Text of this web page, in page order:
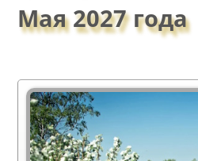
Мая 2027 года